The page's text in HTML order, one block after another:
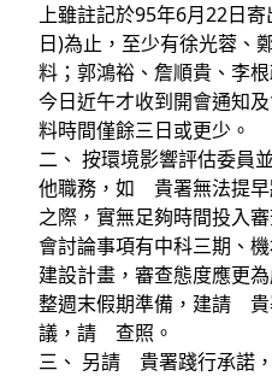
上雖註記於95年6月22日
日)為止，至少有徐光蓉、
料；郭鴻裕、詹順貴、李
今日近午才收到開會通知
料時間僅餘三日或更少。
二、 按環境影響評估委員
他職務，如 貴署無法提
之際，實無足夠時間投入
會討論事項有中科三期、
建設計畫，審查態度應更
整週末假期準備，建請
議，請 查照。
三、 另請 貴署踐行承諾